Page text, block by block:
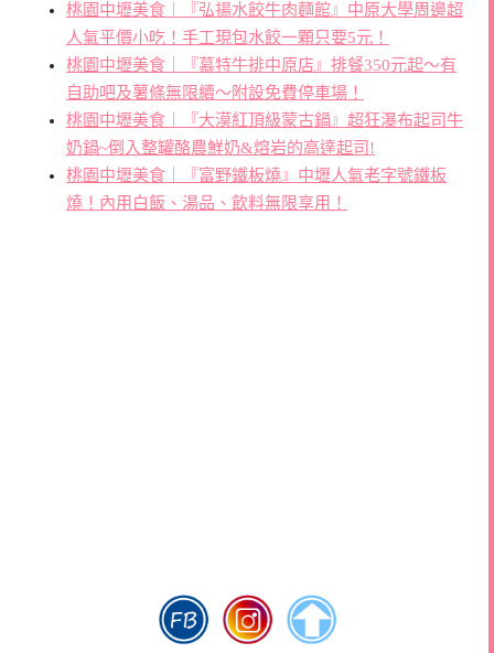
桃園中壢美食｜『弘揚水餃牛肉麵館』中原大學周邊超
人氣平價小吃！手工現包水餃一顆只要5元！
桃園中壢美食｜『慕特牛排中原店』排餐350元起～有
自助吧及薯條無限續～附設免費停車場！
桃園中壢美食｜『大漠紅頂級蒙古鍋』超狂瀑布起司牛
奶鍋~倒入整罐酪農鮮奶&熔岩的高達起司!
桃園中壢美食｜『富野鐵板燒』中壢人氣老字號鐵板
燒！內用白飯、湯品、飲料無限享用！